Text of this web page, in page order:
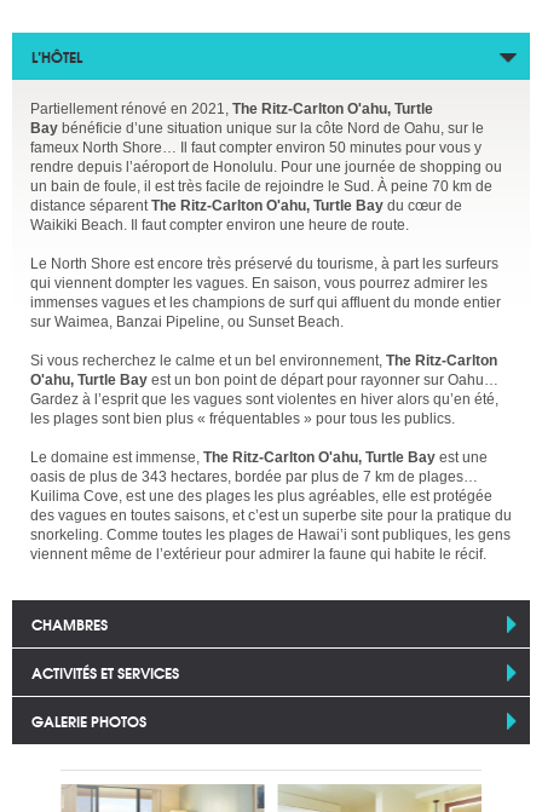
L’HÔTEL
Partiellement rénové en 2021, The Ritz-Carlton O'ahu, Turtle
Bay bénéficie d’une situation unique sur la côte Nord de Oahu, sur le
fameux North Shore… Il faut compter environ 50 minutes pour vous y
rendre depuis l’aéroport de Honolulu. Pour une journée de shopping ou
un bain de foule, il est très facile de rejoindre le Sud. À peine 70 km de
distance séparentThe Ritz-Carlton O'ahu, Turtle Bay du cœur de
Waikiki Beach. Il faut compter environ une heure de route.
Le North Shore est encore très préservé du tourisme, à part les surfeurs
qui viennent dompter les vagues. En saison, vous pourrez admirer les
immenses vagues et les champions de surf qui affluent du monde entier
sur Waimea, Banzai Pipeline, ou Sunset Beach.
Si vous recherchez le calme et un bel environnement, The Ritz-Carlton
O'ahu, Turtle Bay est un bon point de départ pour rayonner sur Oahu…
Gardez à l’esprit que les vagues sont violentes en hiver alors qu’en été,
les plages sont bien plus « fréquentables » pour tous les publics.
Le domaine est immense, The Ritz-Carlton O'ahu, Turtle Bay est une
oasis de plus de 343 hectares, bordée par plus de 7 km de plages…
Kuilima Cove, est une des plages les plus agréables, elle est protégée
des vagues en toutes saisons, et c’est un superbe site pour la pratique du
snorkeling. Comme toutes les plages de Hawai’i sont publiques, les gens
viennent même de l’extérieur pour admirer la faune qui habite le récif.
CHAMBRES
ACTIVITÉS ET SERVICES
GALERIE PHOTOS